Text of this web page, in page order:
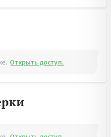
Открыть доступ.